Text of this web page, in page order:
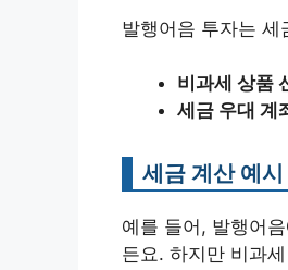
발행어음 투자는
비과세 상품
세금 우대 계
세금 계산 예시
예를 들어, 발행어
든요. 하지만 비과